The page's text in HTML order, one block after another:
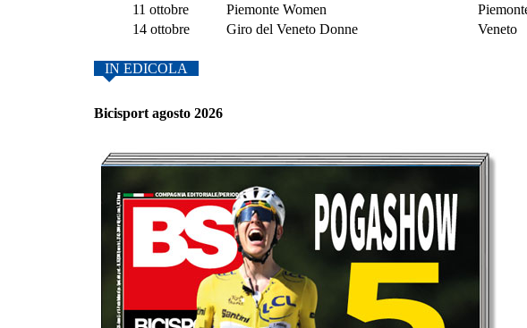
11 ottobre
Piemonte Women
14 ottobre
Giro del Veneto Donne Veneto
IN EDICOLA
Bicisport agosto 2026